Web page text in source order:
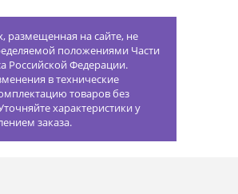
размещенная на сайте, не
положениями Части
Российской Федерации.
в технические
товаров без
характеристики у
заказа.